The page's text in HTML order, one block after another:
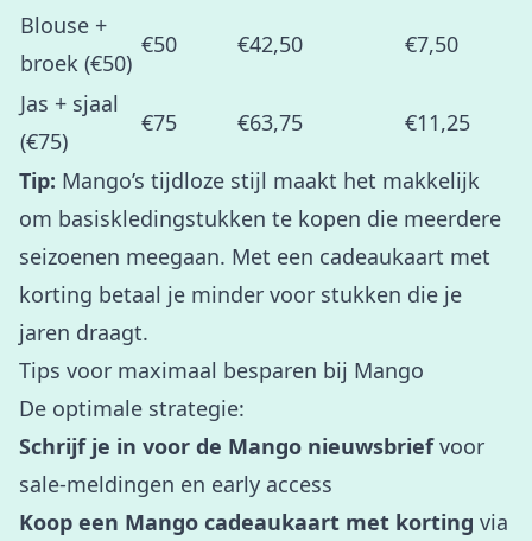
Blouse +
broek (€50)
€50 €42,50 €7,50
Jas + sjaal
(€75)
€75 €63,75 €11,25
Tip: Mango’s tijdloze stijl maakt het makkelijk
om basiskledingstukken te kopen die meerdere
seizoenen meegaan. Met een cadeaukaart met
korting betaal je minder voor stukken die je
jaren draagt.
Tips voor maximaal besparen bij Mango
De optimale strategie:
Schrijf je in voor de Mango nieuwsbriefvoor
sale-meldingen en early access
Koop een Mango cadeaukaart met korting via